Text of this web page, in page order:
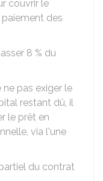
couvrir le
des
8 % du
pas exiger le
restant dû, il
le prêt en
via l'une
du contrat